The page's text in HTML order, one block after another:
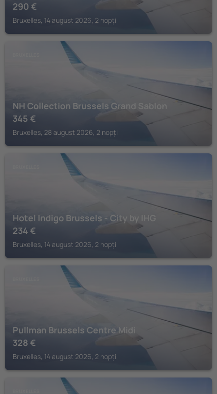
290 €
Bruxelles, 14 august 2026, 2 nopți
NH Collection Brussels Grand Sablon
345 €
Bruxelles, 28 august 2026, 2 nopți
Hotel Indigo Brussels - City by IHG
234 €
Bruxelles, 14 august 2026, 2 nopți
Pullman Brussels Centre Midi
328 €
Bruxelles, 14 august 2026, 2 nopți